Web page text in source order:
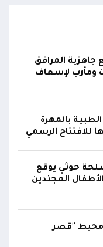
المسلحة،
ومنتسبيها
مع أي اعتداء
والحازمة، وفقاً
والعسكرية
العملية جسدت
للقوات المسلحة
جاهزية المرافق
ومأرب لإسعاف
بالمهرة
للافتتاح الرسمي
حوثي يوقع
المجندين
"قصر